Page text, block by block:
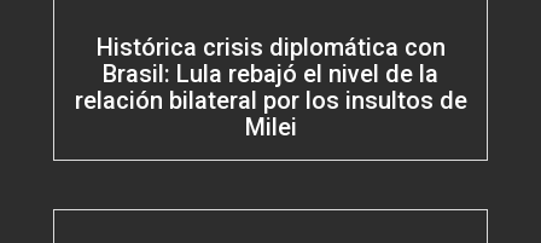
Histórica crisis diplomática con
Brasil: Lula rebajó el nivel de la
relación bilateral por los insultos de
Milei